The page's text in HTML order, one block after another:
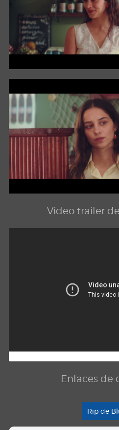
Video trailer
Enlaces de
Rip de